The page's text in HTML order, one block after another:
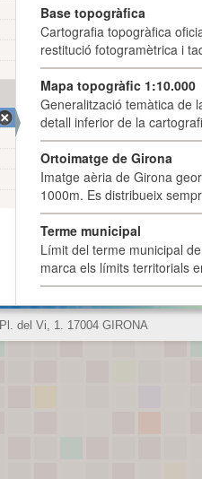
Base topogràfica
Cartografia topogràfica
restitució fotogramètrica i
Mapa topogràfic 1:10.000
Generalització temàtica de
detall inferior de la
Ortoimatge de Girona
Imatge aèria de Girona
1000m. Es distribueix
Terme municipal
Límit del terme municipal
marca els límits territorials
Pl. del Vi, 1. 17004 GIRONA